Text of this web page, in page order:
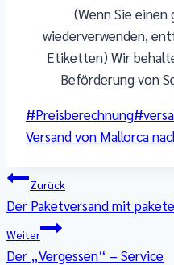
(Wenn Sie
wiederverwenden,
Etiketten) Wir
Beförderung von
Schlagworte:
#Preisberechnung#
Versand von Mallorca
Zurück
Der Paketversand mit
Weiter
Der „Vergessen“ – Service